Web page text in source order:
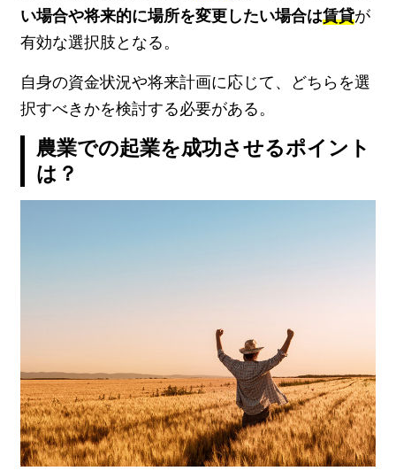
い場合や将来的に場所を変更したい場合は賃貸が
有効な選択肢となる。
自身の資金状況や将来計画に応じて、どちらを選
択すべきかを検討する必要がある。
農業での起業を成功させるポイント
は？